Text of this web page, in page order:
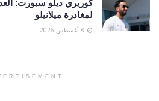
كوريري ديلو سبورت:
لمغادرة ميلانيلو